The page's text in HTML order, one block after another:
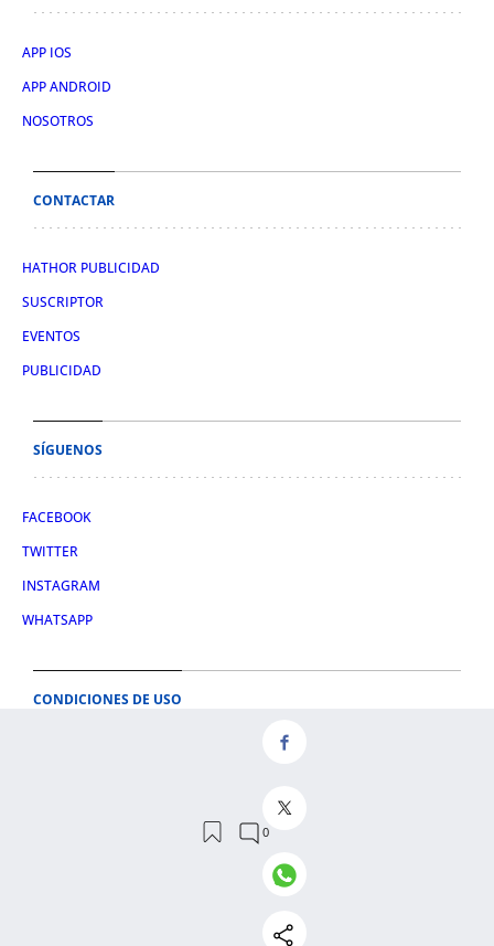
APP IOS
APP ANDROID
NOSOTROS
CONTACTAR
HATHOR PUBLICIDAD
SUSCRIPTOR
EVENTOS
PUBLICIDAD
SÍGUENOS
FACEBOOK
TWITTER
INSTAGRAM
WHATSAPP
CONDICIONES DE USO